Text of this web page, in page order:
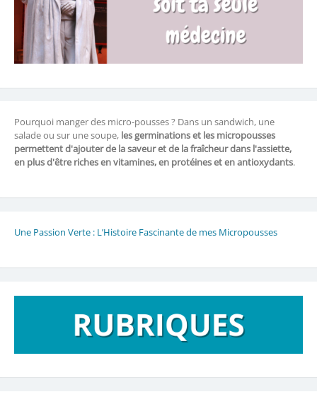
Pourquoi manger des micro-pousses ? Dans un sandwich, une
salade ou sur une soupe, les germinations et les micropousses
permettent d'ajouter de la saveur et de la fraîcheur dans l'assiette,
en plus d'être riches en vitamines, en protéines et en antioxydants.
Une Passion Verte : L’Histoire Fascinante de mes Micropousses